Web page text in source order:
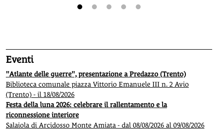
Eventi
"Atlante delle guerre", presentazione a Predazzo (Trento)
Biblioteca comunale piazza Vittorio Emanuele III n. 2 Avio
(Trento) - il 18/08/2026
Festa della luna 2026: celebrare il rallentamento e la
riconnessione interiore
Salaiola di Arcidosso Monte Amiata - dal 08/08/2026 al 09/08/2026